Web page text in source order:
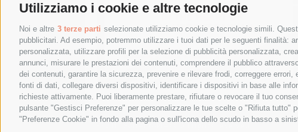
Utilizziamo i cookie e altre tecnologie
Noi e altre 3 terze parti selezionate utilizziamo cookie e tecnologie simili.
pubblicitari. Ad esempio, potremmo utilizzare i tuoi dati per le seguenti finalità:
personalizzata, utilizzare profili per la selezione di pubblicità personalizzata,
annunci, misurare le prestazioni dei contenuti, comprendere il pubblico
dei contenuti, garantire la sicurezza, prevenire e rilevare frodi, correggere
fonti di dati, collegare diversi dispositivi, identificare i dispositivi in base alle
richieste attivamente. Puoi liberamente prestare, rifiutare o revocare il tuo
pulsante "Gestisci Preferenze" per personalizzare le tue scelte o "Rifiuta tutto"
"Preferenze Cookie" in fondo alla pagina o sull'icona dello scudo in basso a
© 2015 SorrentoPress. All rights reserved.